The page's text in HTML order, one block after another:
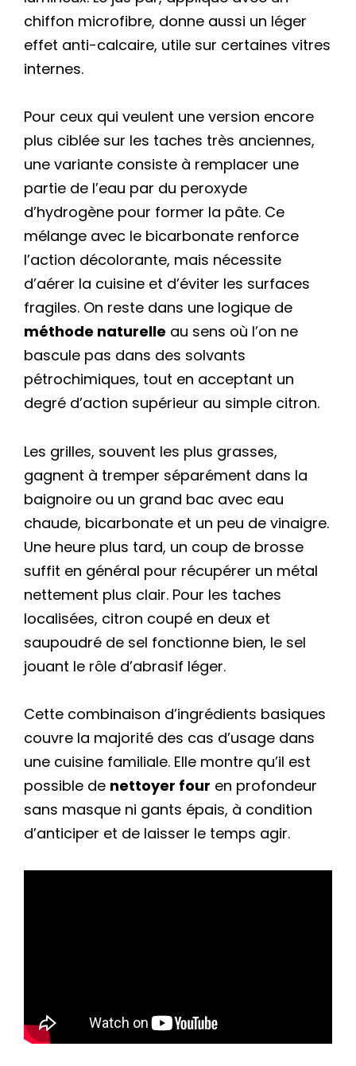
chiffon microfibre, donne aussi un léger
effet anti-calcaire, utile sur certaines vitres
internes.
Pour ceux qui veulent une version encore
plus ciblée sur les taches très anciennes,
une variante consiste à remplacer une
partie de l’eau par du peroxyde
d’hydrogène pour former la pâte. Ce
mélange avec le bicarbonate renforce
l’action décolorante, mais nécessite
d’aérer la cuisine et d’éviter les surfaces
fragiles. On reste dans une logique de
méthode naturelle au sens où l’on ne
bascule pas dans des solvants
pétrochimiques, tout en acceptant un
degré d’action supérieur au simple citron.
Les grilles, souvent les plus grasses,
gagnent à tremper séparément dans la
baignoire ou un grand bac avec eau
chaude, bicarbonate et un peu de vinaigre.
Une heure plus tard, un coup de brosse
suffit en général pour récupérer un métal
nettement plus clair. Pour les taches
localisées, citron coupé en deux et
saupoudré de sel fonctionne bien, le sel
jouant le rôle d’abrasif léger.
Cette combinaison d’ingrédients basiques
couvre la majorité des cas d’usage dans
une cuisine familiale. Elle montre qu’il est
possible de nettoyer four en profondeur
sans masque ni gants épais, à condition
d’anticiper et de laisser le temps agir.